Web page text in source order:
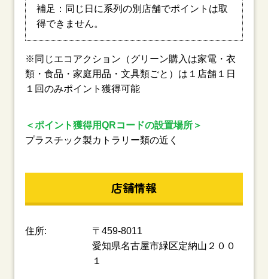
補足：同じ日に系列の別店舗でポイントは取
得できません。
※同じエコアクション（グリーン購入は家電・衣
類・食品・家庭用品・文具類ごと）は１店舗１日
１回のみポイント獲得可能
＜ポイント獲得用QRコードの設置場所＞
プラスチック製カトラリー類の近く
店舗情報
住所:
〒459-8011
愛知県名古屋市緑区定納山２００
１